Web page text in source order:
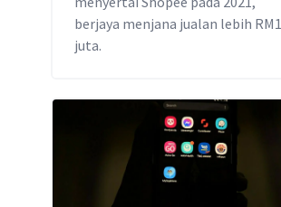
berjaya menjana jualan lebih RM1
juta.